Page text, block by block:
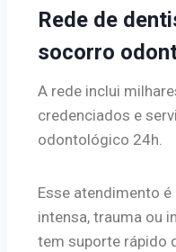
Rede de
socorro
A rede inclui
credenciados e
odontológico 24h.
Esse atendimento
intensa, trauma ou
tem suporte rápido